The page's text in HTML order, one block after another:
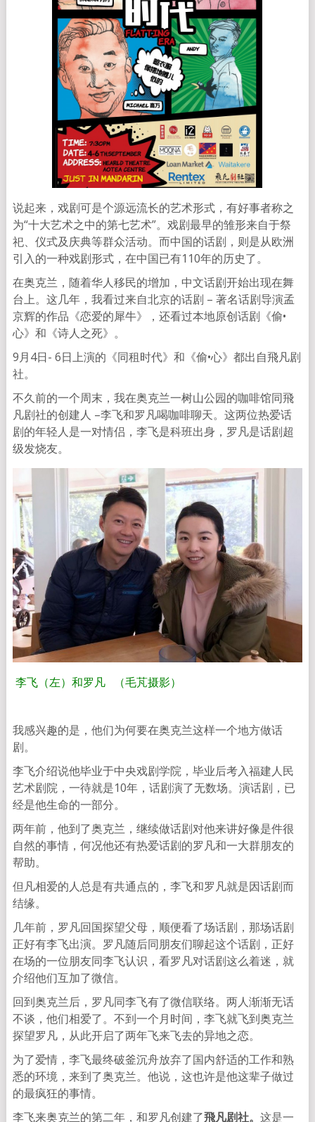
说起来，戏剧可是个源远流长的艺术形式，有好事者称之
为“十大艺术之中的第七艺术”。戏剧最早的雏形来自于祭
祀、仪式及庆典等群众活动。而中国的话剧，则是从欧洲
引入的一种戏剧形式，在中国已有110年的历史了。
在奥克兰，随着华人移民的增加，中文话剧开始出现在舞
台上。这几年，我看过来自北京的话剧 – 著名话剧导演孟
京辉的作品《恋爱的犀牛》，还看过本地原创话剧《偷•
心》和《诗人之死》。
9月4日- 6日上演的《同租时代》和《偷•心》都出自飛凡剧
社。
不久前的一个周末，我在奥克兰一树山公园的咖啡馆同飛
凡剧社的创建人 –李飞和罗凡喝咖啡聊天。这两位热爱话
剧的年轻人是一对情侣，李飞是科班出身，罗凡是话剧超
级发烧友。
李飞（左）和罗凡 （毛芃摄影）
我感兴趣的是，他们为何要在奥克兰这样一个地方做话
剧。
李飞介绍说他毕业于中央戏剧学院，毕业后考入福建人民
艺术剧院，一待就是10年，话剧演了无数场。演话剧，已
经是他生命的一部分。
两年前，他到了奥克兰，继续做话剧对他来讲好像是件很
自然的事情，何况他还有热爱话剧的罗凡和一大群朋友的
帮助。
但凡相爱的人总是有共通点的，李飞和罗凡就是因话剧而
结缘。
几年前，罗凡回国探望父母，顺便看了场话剧，那场话剧
正好有李飞出演。罗凡随后同朋友们聊起这个话剧，正好
在场的一位朋友同李飞认识，看罗凡对话剧这么着迷，就
介绍他们互加了微信。
回到奥克兰后，罗凡同李飞有了微信联络。两人渐渐无话
不谈，他们相爱了。不到一个月时间，李飞就飞到奥克兰
探望罗凡，从此开启了两年飞来飞去的异地之恋。
为了爱情，李飞最终破釜沉舟放弃了国内舒适的工作和熟
悉的环境，来到了奥克兰。他说，这也许是他这辈子做过
的最疯狂的事情。
李飞来奥克兰的第二年，和罗凡创建了飛凡剧社。 这是一